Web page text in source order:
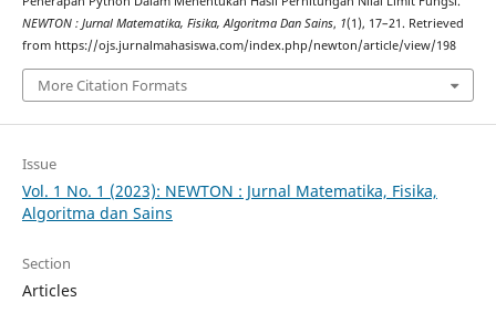
NEWTON : Jurnal Matematika, Fisika, Algoritma Dan Sains, 1(1), 17–21. Retrieved
from https://ojs.jurnalmahasiswa.com/index.php/newton/article/view/198
More Citation Formats
Issue
Vol. 1 No. 1 (2023): NEWTON : Jurnal Matematika, Fisika,
Algoritma dan Sains
Section
Articles